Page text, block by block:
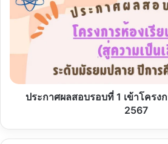
มี
สอบ
รอบ
เข้า
ห้องเรียน
พสวท.ประกาศผลสอบรอบที่ 1 เข้าโครง
2567